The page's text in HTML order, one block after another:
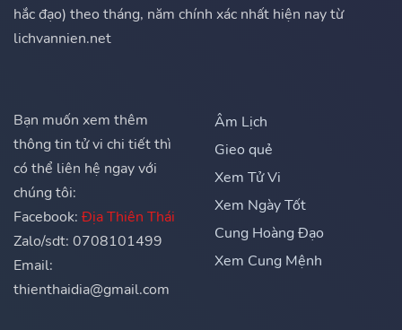
hắc đạo) theo tháng, năm chính xác nhất hiện nay từ
lichvannien.net
Bạn muốn xem thêm
thông tin tử vi chi tiết thì
có thể liên hệ ngay với
chúng tôi:
Facebook: Địa Thiên Thái
Zalo/sdt: 0708101499
Email:
thienthaidia@gmail.com
Âm Lịch
Gieo quẻ
Xem Tử Vi
Xem Ngày Tốt
Cung Hoàng Đạo
Xem Cung Mệnh